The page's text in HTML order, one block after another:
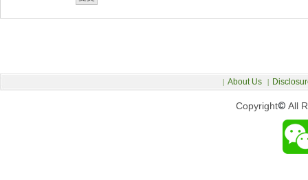
Copyright© All
| About Us |